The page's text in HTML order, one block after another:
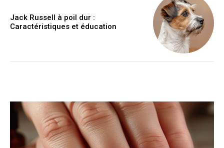
Jack Russell à poil dur :
Caractéristiques et éducation